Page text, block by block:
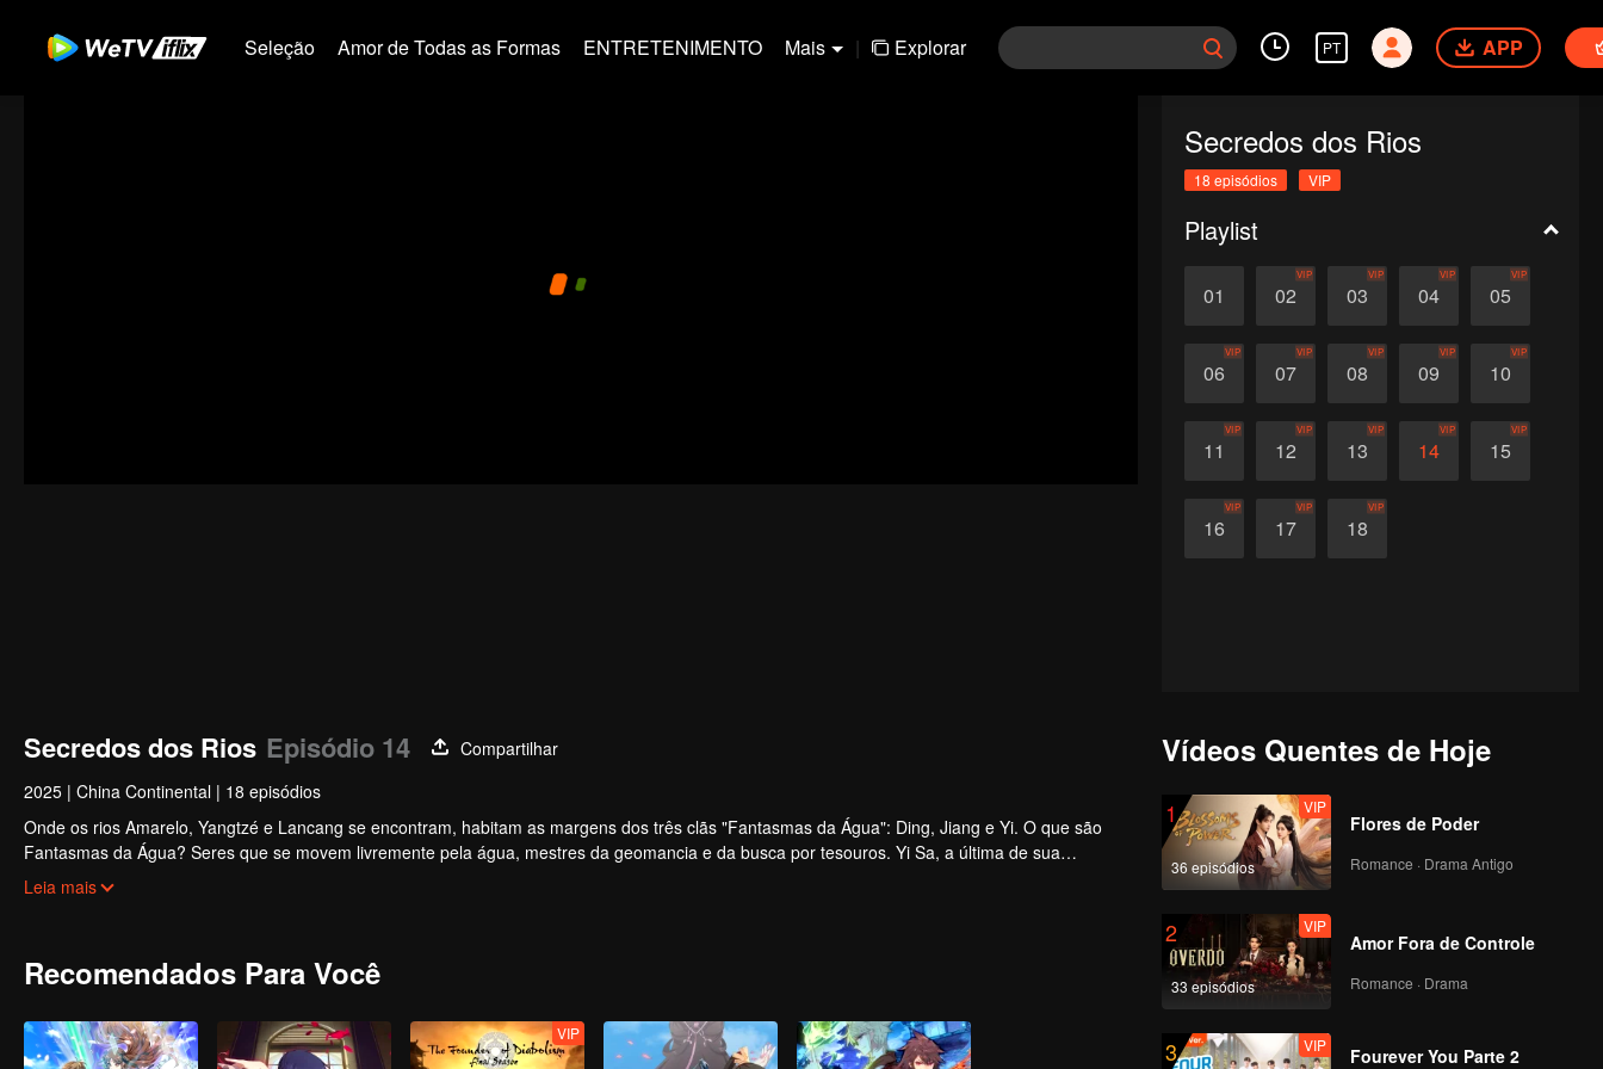
Seleção Amor de Todas as Formas ENTRETENIMENTO Mais | Explorar PT APP
Secredos dos Rios
18 episódios VIP
Playlist
01 02
VIP
03
VIP
04
VIP
05
VIP
06
VIP
07
VIP
08
VIP
09
VIP
10
VIP
11
VIP
12
VIP
13
VIP
14
VIP
15
VIP
16
VIP
17
VIP
18
VIP
Secredos dos Rios Episódio 14
Compartilhar
2025 | China Continental | 18 episódios
Onde os rios Amarelo, Yangtzé e Lancang se encontram, habitam as margens dos três clãs "Fantasmas da Água": Ding, Jiang e Yi. O que são
Fantasmas da Água? Seres que se movem livremente pela água, mestres da geomancia e da busca por tesouros. Yi Sa, a última de sua
linhagem, administra uma "margem subaquática" ao longo do Lancang. Durante um perigoso mergulho na "Sopa Dourada", ela resgata Zong
Leia mais
Recomendados Para Você
VIP
Vídeos Quentes de Hoje
1
36 episódios
VIP
Flores de Poder
Romance · Drama Antigo
2
33 episódios
VIP
Amor Fora de Controle
Romance · Drama
3 VIP
Fourever You Parte 2